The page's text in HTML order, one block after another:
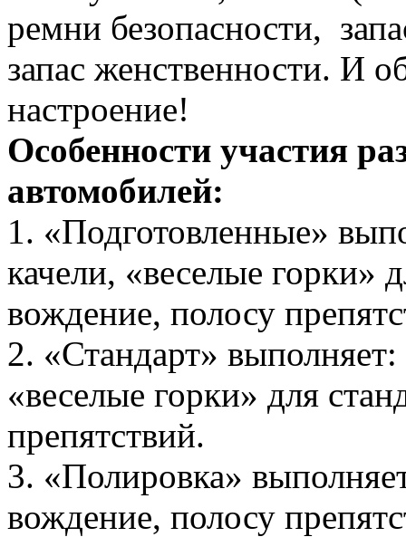
ремни безопасности,
запас женственности. И
настроение!
Особенности участия
автомобилей:
1. «Подготовленные»
качели, «веселые горки»
вождение, полосу
2. «Стандарт»
«веселые горки» для
препятствий.
3. «Полировка»
вождение, полосу